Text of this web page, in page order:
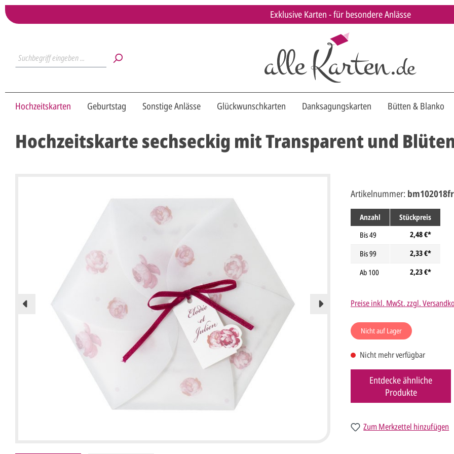
Exklusive Karten - für besondere Anlässe
Hochzeitskarten Geburtstag Sonstige Anlässe Glückwunschkarten Danksagungskarten Bütten & Blanko
Hochzeitskarte sechseckig mit Transparent und
Anzahl
Stückpreis
Bis49
2,48 €*
Bis99
2,33 €*
Ab 100 2,23 €*
Preise inkl. MwSt. zzgl.
Nicht auf Lager
Nicht mehr verfügbar
Entdecke ähnliche
Produkte
Zum Merkzettel hinzufügen
Artikelnummer: bm102018fr